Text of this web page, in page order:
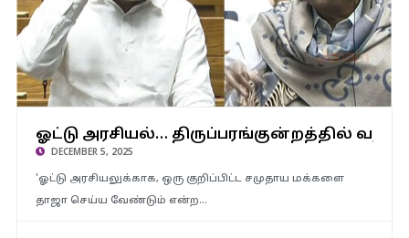
அரசு மறுக்கிறது – நாடாளுமன்றத்தில் ஆவேசமாக பேசிய
எல்.முருகன்…!
ஓட்டு அரசியல்… திருப்பரங்குன்றத்தில் வழிபா
DECEMBER 5, 2025
'ஓட்டு அரசியலுக்காக, ஒரு குறிப்பிட்ட சமுதாய மக்களை
தாஜா செய்ய வேண்டும் என்ற…